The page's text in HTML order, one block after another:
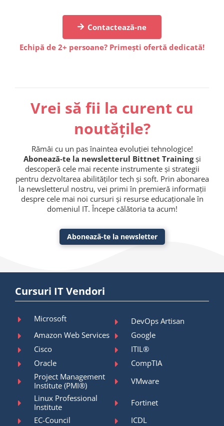
Contactează-ne
Echipă de 2+ persoane? Primești ofertă dedicată!
Vrei să fii la curent cu
noutățile?
Rămâi cu un pas înaintea evoluției tehnologice!
Abonează-te la newsletterul Bittnet Trainingși
descoperă cele mai recente instrumente și strategii
pentru dezvoltarea abilităților tech și soft. Prin abonarea
la newsletterul nostru, vei primi în premieră informații
despre cele mai noi cursuri și resurse educaționale în
domeniul IT. Începe călătoria ta acum!
Abonează-te la newsletter
Cursuri IT Vendori
Microsoft
DevOps Artisan
Amazon Web Services
Google
Cisco
ITIL®
Oracle
CompTIA
Project Management
Institute (PMI®)
VMware
Linux Professional
Institute
Fortinet
EC-Council
ICDL